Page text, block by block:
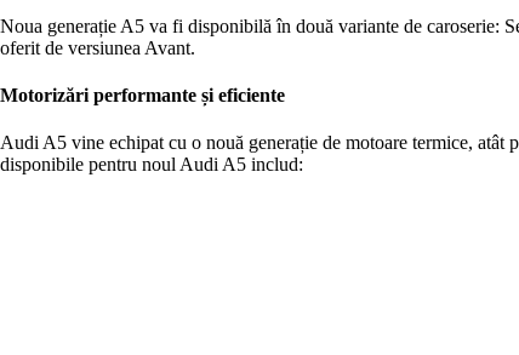
Noua generație A5 va fi disponibilă în două variante de caroserie:
oferit de versiunea Avant.
Motorizări performante și eficiente
Audi A5 vine echipat cu o nouă generație de motoare termice,
disponibile pentru noul Audi A5 includ: